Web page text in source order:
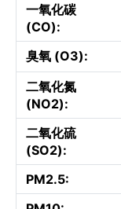
一氧化碳
(CO):
臭氧 (O3):
二氧化氮
(NO2):
二氧化硫
(SO2):
PM2.5: